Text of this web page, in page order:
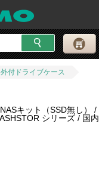
外付ドライブケース